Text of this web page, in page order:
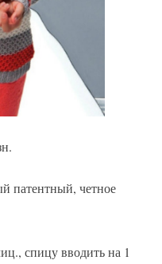
патентный, четное
спицу вводить на 1